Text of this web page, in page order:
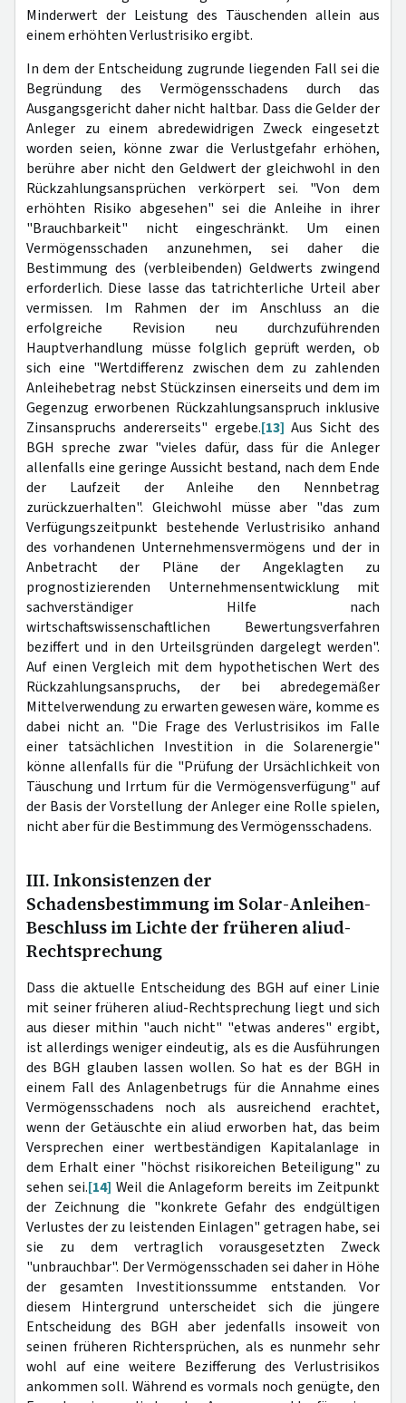
Minderwert der Leistung des Täuschenden allein aus
einem erhöhten Verlustrisiko ergibt.
In dem der Entscheidung zugrunde liegenden Fall sei die
Begründung des Vermögensschadens durch das
Ausgangsgericht daher nicht haltbar. Dass die Gelder der
Anleger zu einem abredewidrigen Zweck eingesetzt
worden seien, könne zwar die Verlustgefahr erhöhen,
berühre aber nicht den Geldwert der gleichwohl in den
Rückzahlungsansprüchen verkörpert sei. "Von dem
erhöhten Risiko abgesehen" sei die Anleihe in ihrer
"Brauchbarkeit" nicht eingeschränkt. Um einen
Vermögensschaden anzunehmen, sei daher die
Bestimmung des (verbleibenden) Geldwerts zwingend
erforderlich. Diese lasse das tatrichterliche Urteil aber
vermissen. Im Rahmen der im Anschluss an die
erfolgreiche Revision neu durchzuführenden
Hauptverhandlung müsse folglich geprüft werden, ob
sich eine "Wertdifferenz zwischen dem zu zahlenden
Anleihebetrag nebst Stückzinsen einerseits und dem im
Gegenzug erworbenen Rückzahlungsanspruch inklusive
Zinsanspruchs andererseits" ergebe.[13] Aus Sicht des
BGH spreche zwar "vieles dafür, dass für die Anleger
allenfalls eine geringe Aussicht bestand, nach dem Ende
der Laufzeit der Anleihe den Nennbetrag
zurückzuerhalten". Gleichwohl müsse aber "das zum
Verfügungszeitpunkt bestehende Verlustrisiko anhand
des vorhandenen Unternehmensvermögens und der in
Anbetracht der Pläne der Angeklagten zu
prognostizierenden Unternehmensentwicklung mit
sachverständiger Hilfe nach
wirtschaftswissenschaftlichen Bewertungsverfahren
beziffert und in den Urteilsgründen dargelegt werden".
Auf einen Vergleich mit dem hypothetischen Wert des
Rückzahlungsanspruchs, der bei abredegemäßer
Mittelverwendung zu erwarten gewesen wäre, komme es
dabei nicht an. "Die Frage des Verlustrisikos im Falle
einer tatsächlichen Investition in die Solarenergie"
könne allenfalls für die "Prüfung der Ursächlichkeit von
Täuschung und Irrtum für die Vermögensverfügung" auf
der Basis der Vorstellung der Anleger eine Rolle spielen,
nicht aber für die Bestimmung des Vermögensschadens.
III. Inkonsistenzen der
Schadensbestimmung im Solar-Anleihen-
Beschluss im Lichte der früheren aliud-
Rechtsprechung
Dass die aktuelle Entscheidung des BGH auf einer Linie
mit seiner früheren aliud-Rechtsprechung liegt und sich
aus dieser mithin "auch nicht" "etwas anderes" ergibt,
ist allerdings weniger eindeutig, als es die Ausführungen
des BGH glauben lassen wollen. So hat es der BGH in
einem Fall des Anlagenbetrugs für die Annahme eines
Vermögensschadens noch als ausreichend erachtet,
wenn der Getäuschte ein aliud erworben hat, das beim
Versprechen einer wertbeständigen Kapitalanlage in
dem Erhalt einer "höchst risikoreichen Beteiligung" zu
sehen sei.[14] Weil die Anlageform bereits im Zeitpunkt
der Zeichnung die "konkrete Gefahr des endgültigen
Verlustes der zu leistenden Einlagen" getragen habe, sei
sie zu dem vertraglich vorausgesetzten Zweck
"unbrauchbar". Der Vermögensschaden sei daher in Höhe
der gesamten Investitionssumme entstanden. Vor
diesem Hintergrund unterscheidet sich die jüngere
Entscheidung des BGH aber jedenfalls insoweit von
seinen früheren Richtersprüchen, als es nunmehr sehr
wohl auf eine weitere Bezifferung des Verlustrisikos
ankommen soll. Während es vormals noch genügte, den